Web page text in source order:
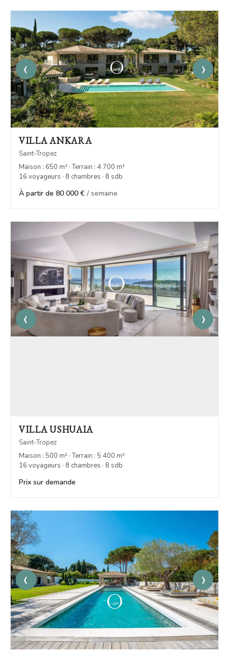
‹ ›
VILLA ANKARA
Saint-Tropez
Maison : 650 m² · Terrain : 4 700 m²
16 voyageurs · 8 chambres · 8 sdb
À partir de 80 000 € / semaine
‹ ›
VILLA USHUAIA
Saint-Tropez
Maison : 500 m² · Terrain : 5 400 m²
16 voyageurs · 8 chambres · 8 sdb
Prix sur demande
‹ ›